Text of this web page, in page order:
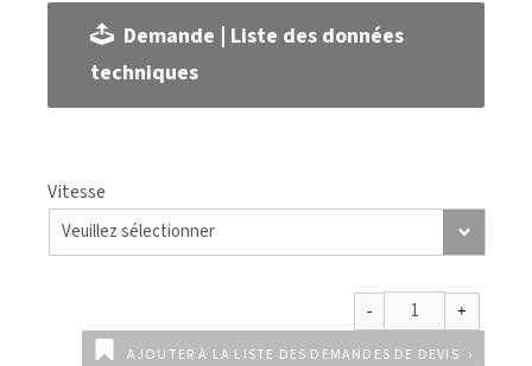
Demande | Liste des données
techniques
Vitesse
AJOUTER À LA LISTE DES DEMANDES DE DEVIS